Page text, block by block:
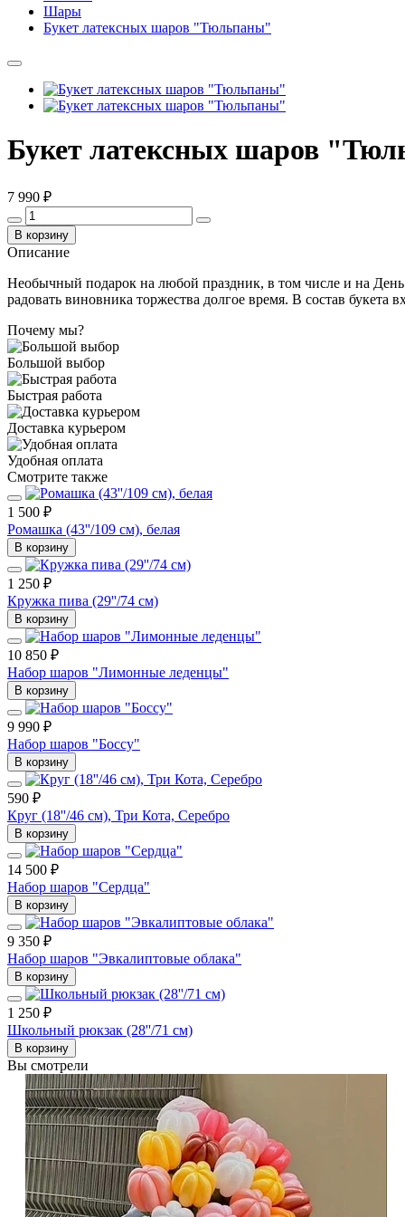
Шары
Букет латексных шаров "Тюльпаны"
Букет латексных шаров
7 990 ₽
В корзину
Описание
Необычный подарок на любой праздник, в том числе и на
радовать виновника торжества долгое время. В состав букета
Почему мы?
Большой выбор
Быстрая работа
Доставка курьером
Удобная оплата
Смотрите также
1 500 ₽
Ромашка (43''/109 см), белая
В корзину
1 250 ₽
Кружка пива (29''/74 см)
В корзину
10 850 ₽
Набор шаров "Лимонные леденцы"
В корзину
9 990 ₽
Набор шаров "Боссу"
В корзину
590 ₽
Круг (18''/46 см), Три Кота, Серебро
В корзину
14 500 ₽
Набор шаров "Сердца"
В корзину
9 350 ₽
Набор шаров "Эвкалиптовые облака"
В корзину
1 250 ₽
Школьный рюкзак (28''/71 см)
В корзину
Вы смотрели